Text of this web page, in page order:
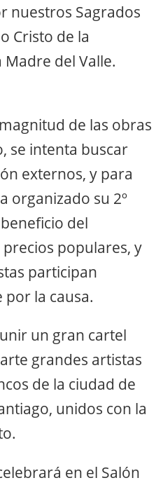
nuestros Sagrados
Cristo de la
Madre del Valle.
de las obras
se intenta buscar
externos, y para
organizado su 2º
del
populares, y
participan
la causa.
un gran cartel
grandes artistas
de la ciudad de
unidos con la
en el Salón